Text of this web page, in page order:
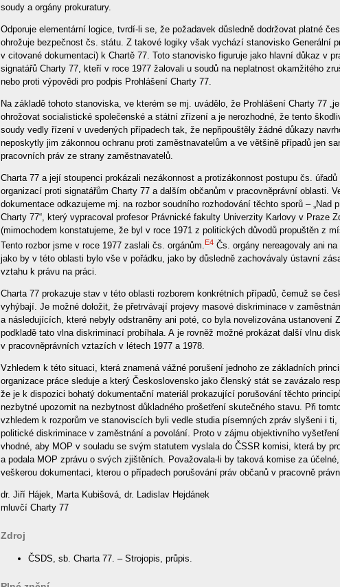
soudy a orgány prokuratury.
Odporuje elementární logice, tvrdí-li se, že požadavek důsledně dodržovat platné
ohrožuje bezpečnost čs. státu. Z takové logiky však vychází stanovisko Generální
v citované dokumentaci) k Chartě 77. Toto stanovisko figuruje jako hlavní důkaz v
signatářů Charty 77, kteří v roce 1977 žalovali u soudů na neplatnost okamžitého
nebo proti výpovědi pro podpis Prohlášení Charty 77.
Na základě tohoto stanoviska, ve kterém se mj. uvádělo, že Prohlášení Charty 77
ohrožovat socialistické společenské a státní zřízení a je nerozhodné, že tento
soudy vedly řízení v uvedených případech tak, že nepřipouštěly žádné důkazy
neposkytly jim zákonnou ochranu proti zaměstnavatelům a ve většině případů jen
pracovních práv ze strany zaměstnavatelů.
Charta 77 a její stoupenci prokázali nezákonnost a protizákonnost postupu čs.
organizací proti signatářům Charty 77 a dalším občanům v pracovněprávní oblasti.
dokumentace odkazujeme mj. na rozbor soudního rozhodování těchto sporů – „Nad
Charty 77“, který vypracoval profesor Právnické fakulty Univerzity Karlovy v Praze
(mimochodem konstatujeme, že byl v roce 1971 z politických důvodů propuštěn z
Tento rozbor jsme v roce 1977 zaslali čs. orgánům.E4 Čs. orgány nereagovaly ani
jako by v této oblasti bylo vše v pořádku, jako by důsledně zachovávaly ústavní
vztahu k právu na práci.
Charta 77 prokazuje stav v této oblasti rozborem konkrétních případů, čemuž se
vyhýbají. Je možné doložit, že přetrvávají projevy masové diskriminace v
a následujících, které nebyly odstraněny ani poté, co byla novelizována ustanovení
podkladě tato vlna diskriminací probíhala. A je rovněž možné prokázat další vlnu
v pracovněprávních vztazích v létech 1977 a 1978.
Vzhledem k této situaci, která znamená vážné porušení jednoho ze základních
organizace práce sleduje a který Československo jako členský stát se zavázalo
že je k dispozici bohatý dokumentační materiál prokazující porušování těchto
nezbytné upozornit na nezbytnost důkladného prošetření skutečného stavu. Při
vzhledem k rozporům ve stanoviscích byli vedle studia písemných zpráv slyšeni i ti,
politické diskriminace v zaměstnání a povolání. Proto v zájmu objektivního
vhodné, aby MOP v souladu se svým statutem vyslala do ČSSR komisi, která by
a podala MOP zprávu o svých zjištěních. Považovala-li by taková komise za
veškerou dokumentaci, kterou o případech porušování práv občanů v pracovně
dr. Jiří Hájek, Marta Kubišová, dr. Ladislav Hejdánek
mluvčí Charty 77
Zdroj
ČSDS, sb. Charta 77. – Strojopis, průpis.